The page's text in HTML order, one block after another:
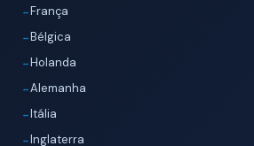
França
Bélgica
Holanda
Alemanha
Itália
Inglaterra